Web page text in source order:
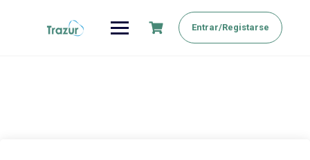
Entrar/Registarse